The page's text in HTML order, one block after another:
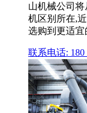
山机械公司
机区别所在,
选购到更适宜
联系电话: 180